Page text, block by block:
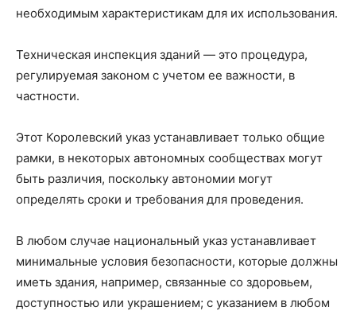
необходимым характеристикам для их использования.
Техническая инспекция зданий — это процедура,
регулируемая законом с учетом ее важности, в
частности.
Этот Королевский указ устанавливает только общие
рамки, в некоторых автономных сообществах могут
быть различия, поскольку автономии могут
определять сроки и требования для проведения.
В любом случае национальный указ устанавливает
минимальные условия безопасности, которые должны
иметь здания, например, связанные со здоровьем,
доступностью или украшением; с указанием в любом